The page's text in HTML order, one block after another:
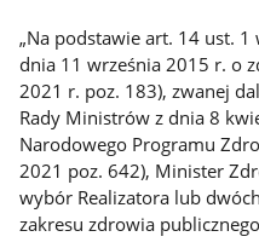
„Na podstawie art. 14 ust.
dnia 11 września 2015 r. o
2021 r. poz. 183), zwanej
Rady Ministrów z dnia 8
Narodowego Programu
2021 poz. 642), Minister
wybór Realizatora lub
zakresu zdrowia